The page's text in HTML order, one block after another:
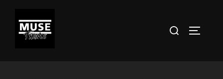
contenu
Rechercher :